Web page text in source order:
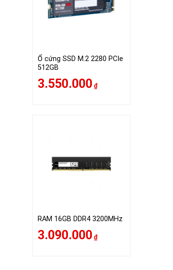
Ổ cứng SSD M.2 2280 PCIe
512GB
3.550.000 ₫
RAM 16GB DDR4 3200MHz
3.090.000 ₫